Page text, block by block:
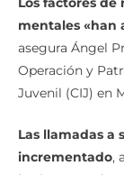
Los factores de
mentales «han
asegura Ángel
Operación y
Las llamadas a